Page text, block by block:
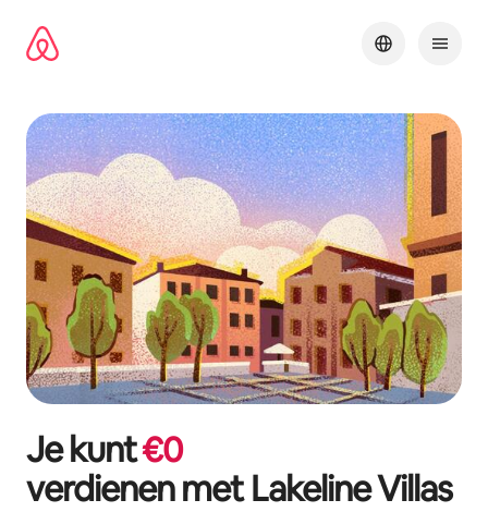
direct
naar
Je kunt€0
verdienen metLakeline Villas